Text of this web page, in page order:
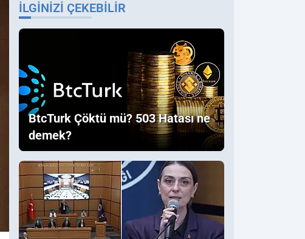
İLGINIZI ÇEKEBILIR
BtcTurk Çöktü mü? 503 Hatası ne
demek?